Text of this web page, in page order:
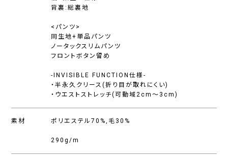
背裏:総裏地
<パンツ>
同生地+単品パンツ
ノータックスリムパンツ
フロントボタン留め
-INVISIBLE FUNCTION仕様-
・半永久クリース(折り目が取れにくい)
・ウエストストレッチ(可動域2cm〜3cm)
素材 ポリエステル70%,毛30%
290g/m